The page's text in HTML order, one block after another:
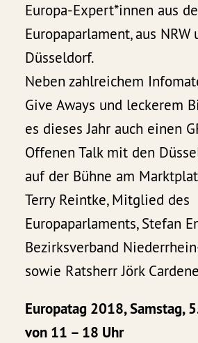
Europa-Expert*innen aus
Europaparlament, aus NRW
Düsseldorf.
Neben zahlreichem
Give Aways und leckerem
es dieses Jahr auch einen
Offenen Talk mit den
auf der Bühne am
Terry Reintke, Mitglied des
Europaparlaments, Stefan
Bezirksverband
sowie Ratsherr Jörk
Europatag 2018, Samstag,
von 11 – 18 Uhr